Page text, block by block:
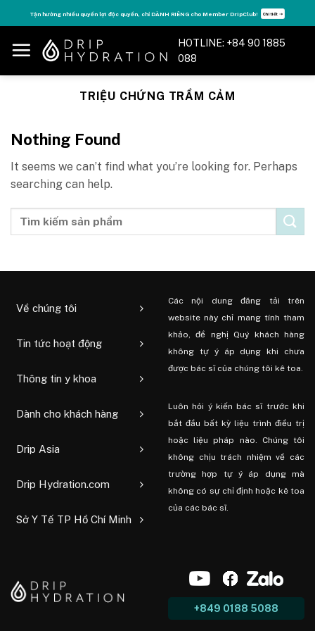
to
content
Tận hưởng nhiều quyền lợi độc quyền, chỉ DÀNH RIÊNG cho Member DripClub! Chi tiết ➝
HOTLINE: +84 90 1885
088
TRIỆU CHỨNG TRẦM CẢM
Nothing Found
It seems we can’t find what you’re looking for. Perhaps
searching can help.
Về chúng tôi
Tin tức hoạt động
Thông tin y khoa
Dành cho khách hàng
Drip Asia
Drip Hydration.com
Sở Y Tế TP Hồ Chí Minh
Các nội dung đăng tải trên
website này chỉ mang tính tham
khảo, đề nghị Quý khách hàng
không tự ý áp dụng khi chưa
được bác sĩ của chúng tôi kê toa.
Luôn hỏi ý kiến ​​bác sĩ trước khi
bắt đầu bất kỳ liệu trình điều trị
hoặc liệu pháp nào. Chúng tôi
không chịu trách nhiệm về các
trường hợp tự ý áp dụng mà
không có sự chỉ định hoặc kê toa
của các bác sĩ.
+849 0188 5088